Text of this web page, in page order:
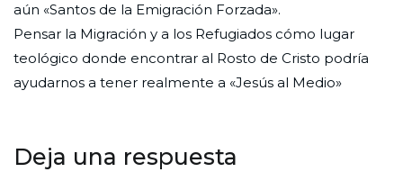
aún «Santos de la Emigración Forzada».
Pensar la Migración y a los Refugiados cómo lugar
teológico donde encontrar al Rosto de Cristo podría
ayudarnos a tener realmente a «Jesús al Medio»
Deja una respuesta